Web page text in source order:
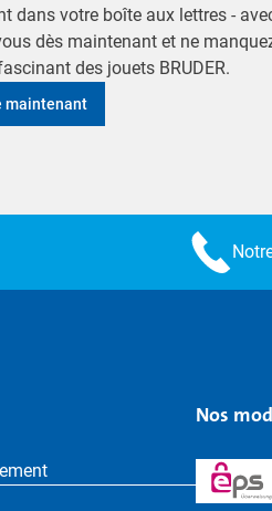
dans votre boîte aux lettres -
dès maintenant et ne
des jouets BRUDER.
maintenant
Nos